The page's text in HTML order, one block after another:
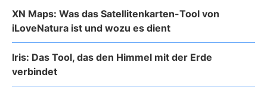
XN Maps: Was das Satellitenkarten-Tool von
iLoveNatura ist und wozu es dient
Iris: Das Tool, das den Himmel mit der Erde
verbindet